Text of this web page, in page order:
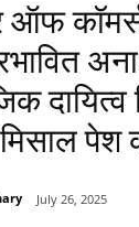
ऑफ
दायित्व
पेश
July 26, 2025